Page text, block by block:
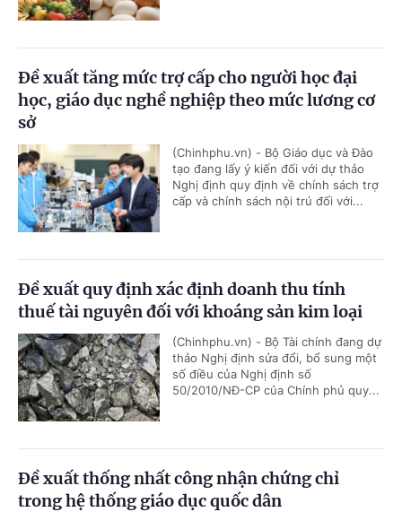
Đề xuất tăng mức trợ cấp cho người học đại
học, giáo dục nghề nghiệp theo mức lương cơ
sở
(Chinhphu.vn) - Bộ Giáo dục và Đào
tạo đang lấy ý kiến đối với dự thảo
Nghị định quy định về chính sách trợ
cấp và chính sách nội trú đối với...
Đề xuất quy định xác định doanh thu tính
thuế tài nguyên đối với khoáng sản kim loại
(Chinhphu.vn) - Bộ Tài chính đang dự
thảo Nghị định sửa đổi, bổ sung một
số điều của Nghị định số
50/2010/NĐ-CP của Chính phủ quy...
Đề xuất thống nhất công nhận chứng chỉ
trong hệ thống giáo dục quốc dân